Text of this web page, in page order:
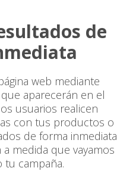
de
web mediante
aparecerán en el
usuarios realicen
con tus productos o
de forma inmediata
medida que vayamos
tu campaña.